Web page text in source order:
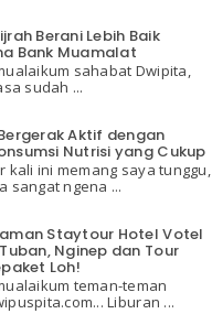
Berani Lebih Baik
Bank Muamalat
sahabat Dwipita,
sudah ...
Aktif dengan
Nutrisi yang Cukup
kali ini memang saya tunggu,
sangat ngena ...
Staytour Hotel Votel
Nginep dan Tour
Loh!
teman-teman
Liburan ...